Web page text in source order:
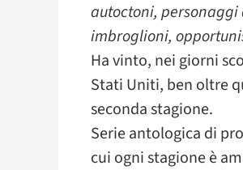
autoctoni,
imbroglioni,
Ha vinto, nei giorni
Stati Uniti, ben oltre
seconda stagione.
Serie antologica di
cui ogni stagione è